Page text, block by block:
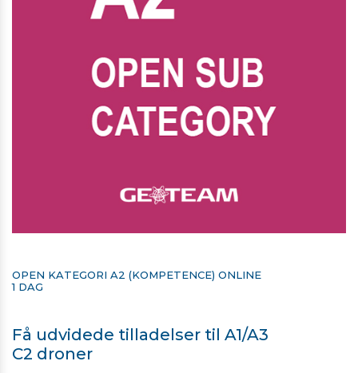
OPEN KATEGORI A2 (KOMPETENCE) ONLINE
​​​​​​​1 DAG
Få udvidede tilladelser til A1/A3
​​​​​​​C2 droner